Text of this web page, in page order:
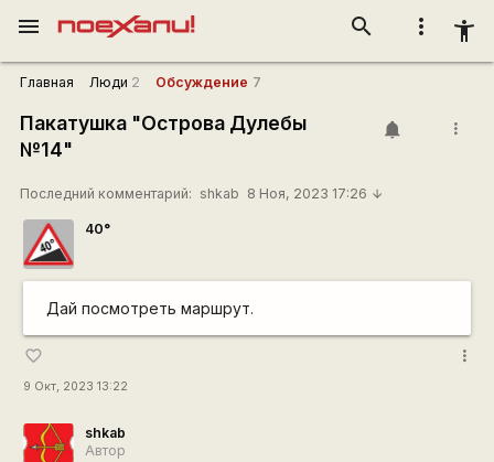
more_vert accessibility_new
search
menu
Главная Люди 2 Обсуждение 7
Пакатушка "Острова Дулебы
№14"
more_vert
Последний комментарий: shkab 8 Ноя, 2023 17:26 arrow_downward
40°
Дай посмотреть маршрут.
favorite_border
9 Окт, 2023 13:22
more_vert
shkab
Автор